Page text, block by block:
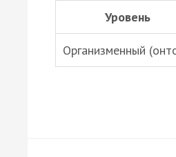
Уровень
Организменный